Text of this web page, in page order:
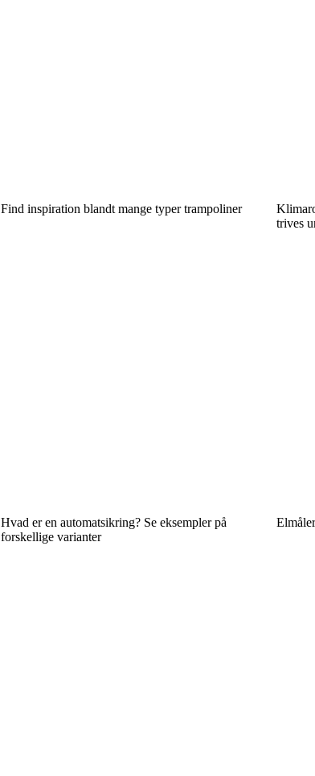
Find inspiration blandt mange typer trampoliner
trives
Hvad er en automatsikring? Se eksempler på
forskellige varianter